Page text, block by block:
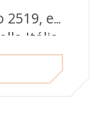
em
Itália